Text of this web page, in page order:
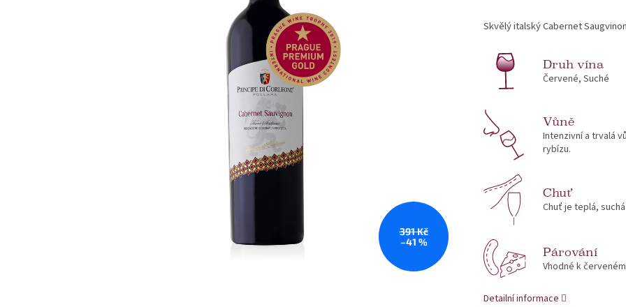
391 Kč
–41 %
Skvělý italský Cabernet
Druh vína
Červené, Suché
Vůně
Intenzivní a trvalá
rybízu.
Chuť
Chuť je teplá,
Párování
Vhodné k
Detailní informace